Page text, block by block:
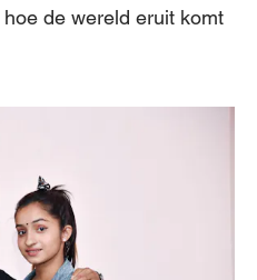
de wereld eruit komt